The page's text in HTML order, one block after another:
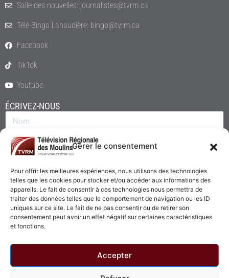
Gérer le consentement
Pour offrir les meilleures expériences, nous utilisons des technologies
telles que les cookies pour stocker et/ou accéder aux informations des
appareils. Le fait de consentir à ces technologies nous permettra de
traiter des données telles que le comportement de navigation ou les ID
uniques sur ce site. Le fait de ne pas consentir ou de retirer son
consentement peut avoir un effet négatif sur certaines caractéristiques
et fonctions.
Accepter
Salle des nouvelles: journalistes@tvrm.ca
Télé-Bingo Lanaudière: bingo@tvrm.ca
Facebook
TikTok
Youtube
ÉCRIVEZ-NOUS